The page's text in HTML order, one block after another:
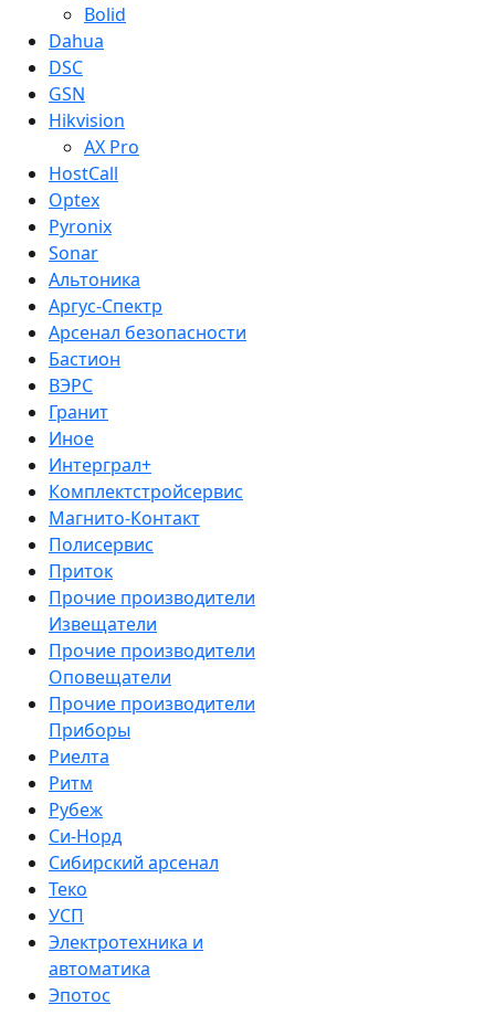
Bolid
Dahua
DSC
GSN
Hikvision
AX Pro
HostCall
Optex
Pyronix
Sonar
Альтоника
Аргус-Спектр
Арсенал безопасности
Бастион
ВЭРС
Гранит
Иное
Интерграл+
Комплектстройсервис
Магнито-Контакт
Полисервис
Приток
Прочие производители
Извещатели
Прочие производители
Оповещатели
Прочие производители
Приборы
Риелта
Ритм
Рубеж
Си-Норд
Сибирский арсенал
Теко
УСП
Электротехника и
автоматика
Эпотос